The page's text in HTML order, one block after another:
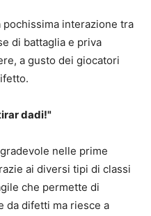
interazione tra
di battaglia e priva
a gusto dei giocatori
dadi!"
nelle prime
ai diversi tipi di classi
che permette di
da difetti ma riesce a